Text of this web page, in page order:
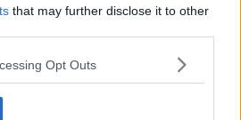
that may further disclose it to other
Opt Outs
per confini e pascoli
Indoor
sbandieratori in India